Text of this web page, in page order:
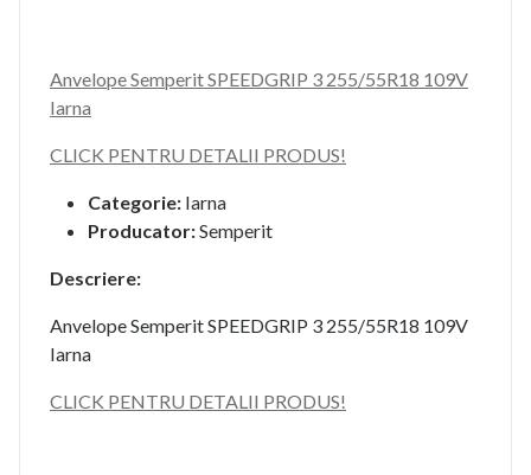
Anvelope Semperit SPEEDGRIP 3 255/55R18 109V
Iarna
CLICK PENTRU DETALII PRODUS!
Categorie: Iarna
Producator:Semperit
Descriere:
Anvelope Semperit SPEEDGRIP 3 255/55R18 109V
Iarna
CLICK PENTRU DETALII PRODUS!